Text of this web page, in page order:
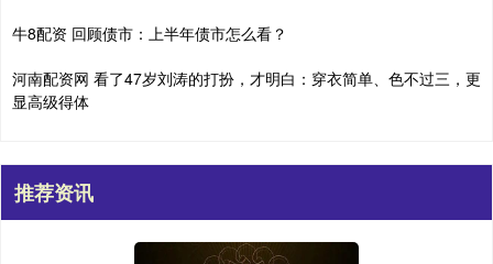
牛8配资 回顾债市：上半年债市怎么看？
河南配资网 看了47岁刘涛的打扮，才明白：穿衣简单、色不过三，更
显高级得体
推荐资讯